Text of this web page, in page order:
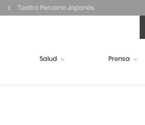
Teatro Peruano Japonés
Salud Prensa